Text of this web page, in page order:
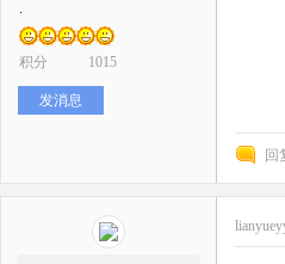
积分 1015
发消息
回